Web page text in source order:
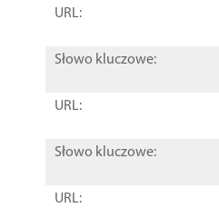
URL:
Słowo kluczowe:
URL:
Słowo kluczowe:
URL: